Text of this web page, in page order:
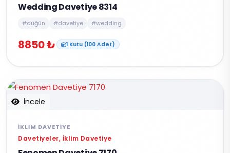
Wedding Davetiye 8314
#düğün #davetiye #wedding
8850 ₺ 1 Kutu (100 Adet)
İncele
İKLIM DAVETIYE
Davetiyeler, İklim Davetiye